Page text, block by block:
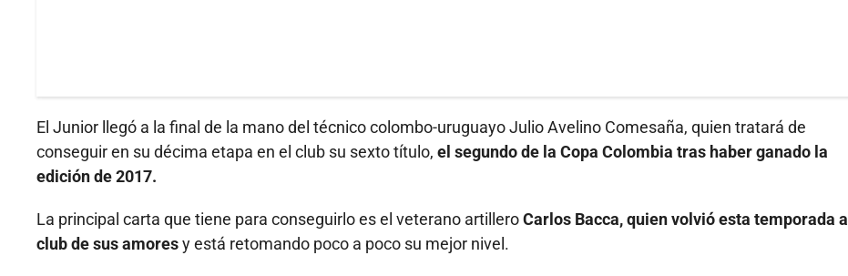
El Junior llegó a la final de la mano del técnico colombo-uruguayo Julio Avelino Comesaña, quien tratará de
conseguir en su décima etapa en el club su sexto título, el segundo de la Copa Colombia tras haber ganado la
edición de 2017.
La principal carta que tiene para conseguirlo es el veterano artilleroCarlos Bacca, quien volvió esta temporada al
club de sus amoresy está retomando poco a poco su mejor nivel.